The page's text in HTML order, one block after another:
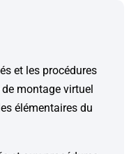
et les procédures
montage virtuel
élémentaires du